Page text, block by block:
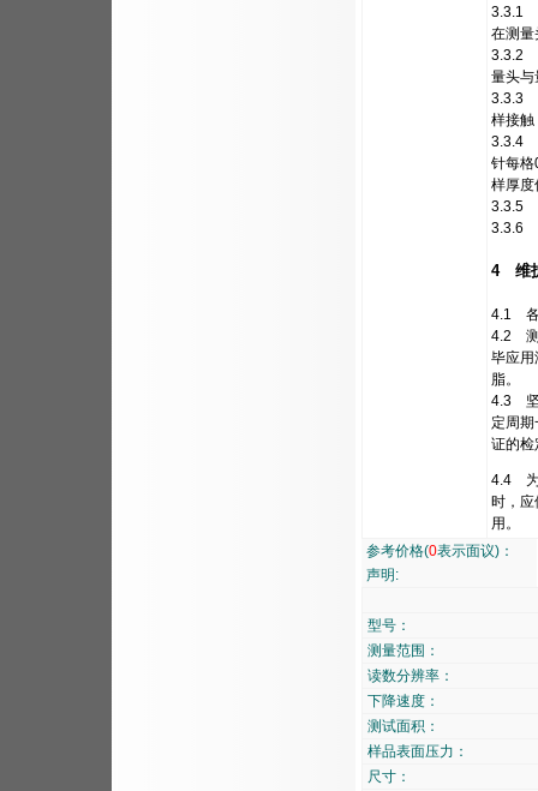
3.3.1
在测量
3.3.2
量头与
3.3.3
样接触
3.3.4
针每格
样厚度
3.3.5
3.3.6
4 维
4.1 各
4.2 测
毕应用
脂。
4.3 坚
定周
证的检
4.4 为
时，
用。
参考价格(0表示面议)：
声明:
型号：
测量范围：
读数分辨率：
下降速度：
测试面积：
样品表面压力：
尺寸：